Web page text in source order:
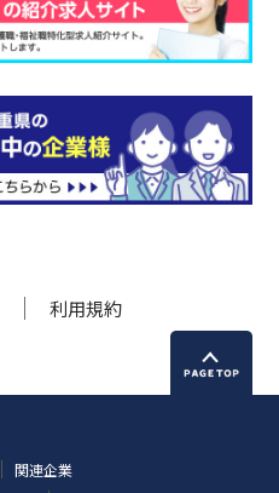
利用規約
関連企業